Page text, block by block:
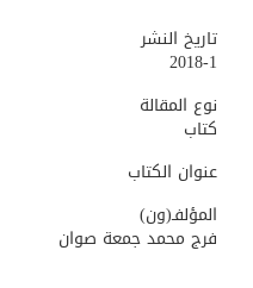
تاريخ النشر
2018-1
نوع المقالة
كتاب
عنوان الكتاب
المؤلفـ(ون)
فرج محمد جمعة صوان